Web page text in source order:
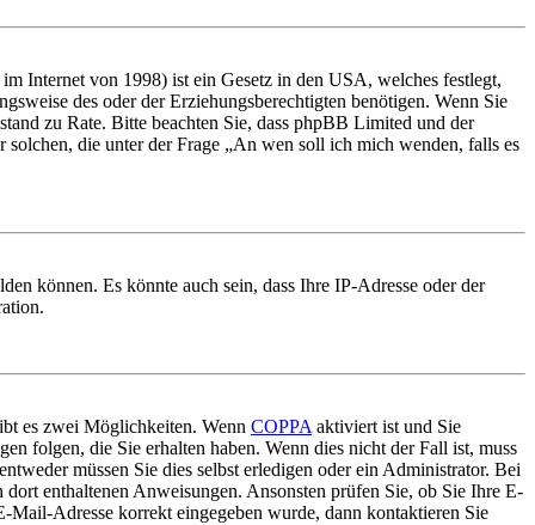
Internet von 1998) ist ein Gesetz in den USA, welches festlegt,
des oder der Erziehungsberechtigten benötigen. Wenn Sie
zu Rate. Bitte beachten Sie, dass phpBB Limited und der
die unter der Frage „An wen soll ich mich wenden, falls es
können. Es könnte auch sein, dass Ihre IP-Adresse oder der
es zwei Möglichkeiten. Wenn COPPA aktiviert ist und Sie
folgen, die Sie erhalten haben. Wenn dies nicht der Fall ist, muss
müssen Sie dies selbst erledigen oder ein Administrator. Bei
enthaltenen Anweisungen. Ansonsten prüfen Sie, ob Sie Ihre E-
Adresse korrekt eingegeben wurde, dann kontaktieren Sie